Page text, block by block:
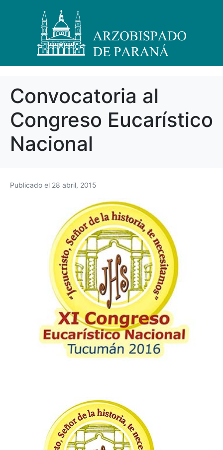
Convocatoria al
Congreso Eucarístico
Nacional
Publicado el 28 abril, 2015